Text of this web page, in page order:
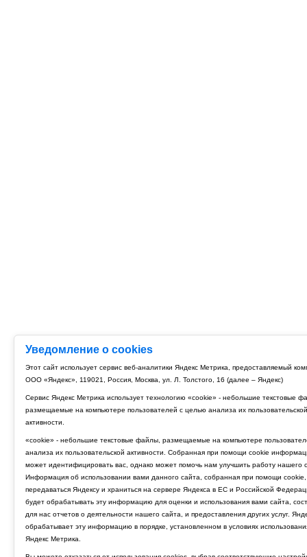
Уведомление о cookies
Этот сайт использует сервис веб-аналитики Яндекс Метрика, предоставляемый
ООО «Яндекс», 119021, Россия, Москва, ул. Л. Толстого, 16 (далее – Яндекс)
Сервис Яндекс Метрика использует технологию «cookie» - небольшие текстовые
размещаемые на компьютере пользователей с целью анализа их пользовательской
активности.
«cookie» - небольшие текстовые файлы, размещаемые на компьютере
анализа их пользовательской активности. Собранная при помощи cookie
может идентифицировать вас, однако может помочь нам улучшить работу нашего
Информация об использовании вами данного сайта, собранная при помощи cookie,
передаваться Яндексу и храниться на сервере Яндекса в ЕС и Российской
будет обрабатывать эту информацию для оценки и использования вами сайта,
для нас отчетов о деятельности нашего сайта, и предоставления других услуг.
обрабатывает эту информацию в порядке, установленном в условиях
Яндекс Метрика.